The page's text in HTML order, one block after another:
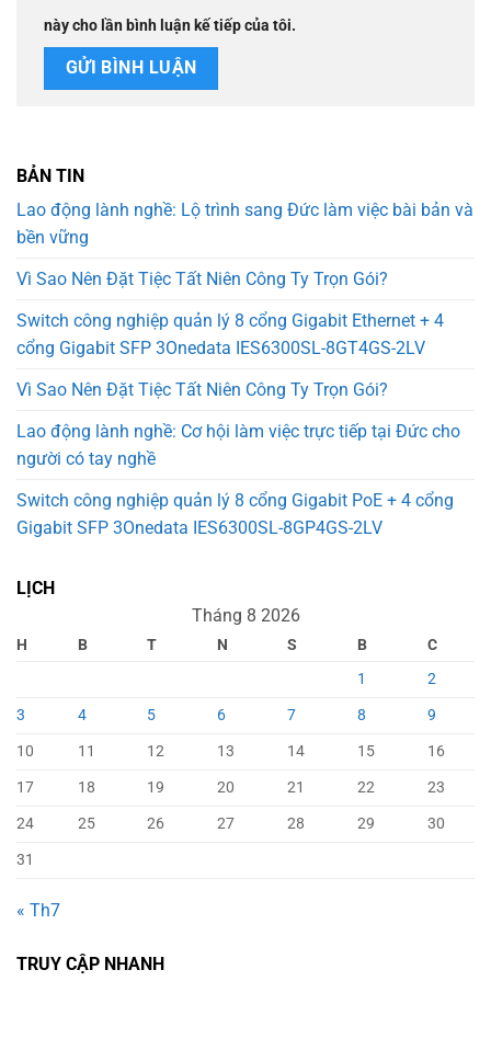
này cho lần bình luận kế tiếp của tôi.
BẢN TIN
Lao động lành nghề: Lộ trình sang Đức làm việc bài bản và
bền vững
Vì Sao Nên Đặt Tiệc Tất Niên Công Ty Trọn Gói?
Switch công nghiệp quản lý 8 cổng Gigabit Ethernet + 4
cổng Gigabit SFP 3Onedata IES6300SL-8GT4GS-2LV
Vì Sao Nên Đặt Tiệc Tất Niên Công Ty Trọn Gói?
Lao động lành nghề: Cơ hội làm việc trực tiếp tại Đức cho
người có tay nghề
Switch công nghiệp quản lý 8 cổng Gigabit PoE + 4 cổng
Gigabit SFP 3Onedata IES6300SL-8GP4GS-2LV
LỊCH
Tháng 8 2026
H B T N S B
C
1
2
3
4 5 6 7 8
9
10
11 12 13 14 15
16
17
18 19 20 21 22
23
24
25 26 27 28 29
30
31
« Th7
TRUY CẬP NHANH